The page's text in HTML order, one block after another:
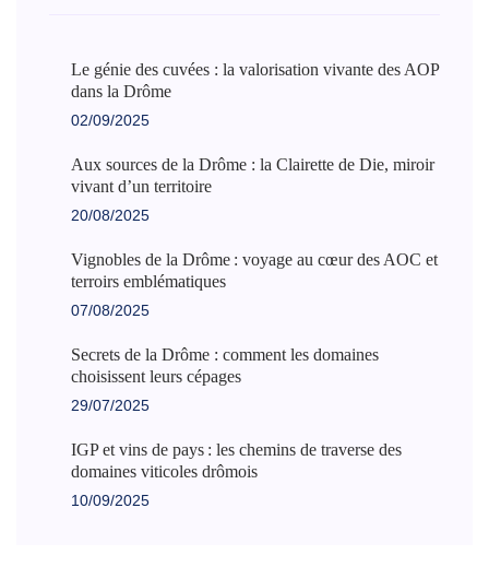
Le génie des cuvées : la valorisation vivante des AOP
dans la Drôme
02/09/2025
Aux sources de la Drôme : la Clairette de Die, miroir
vivant d’un territoire
20/08/2025
Vignobles de la Drôme : voyage au cœur des AOC et
terroirs emblématiques
07/08/2025
Secrets de la Drôme : comment les domaines
choisissent leurs cépages
29/07/2025
IGP et vins de pays : les chemins de traverse des
domaines viticoles drômois
10/09/2025